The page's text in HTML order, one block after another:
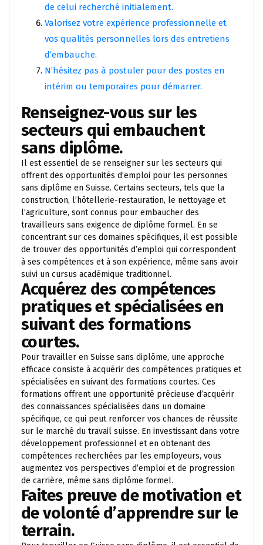
de celui recherché initialement.
Valorisez votre expérience professionnelle et
vos qualités personnelles lors des entretiens
d’embauche.
N’hésitez pas à postuler pour des postes en
intérim ou temporaires pour démarrer.
Renseignez-vous sur les
secteurs qui embauchent
sans diplôme.
Il est essentiel de se renseigner sur les secteurs qui
offrent des opportunités d’emploi pour les personnes
sans diplôme en Suisse. Certains secteurs, tels que la
construction, l’hôtellerie-restauration, le nettoyage et
l’agriculture, sont connus pour embaucher des
travailleurs sans exigence de diplôme formel. En se
concentrant sur ces domaines spécifiques, il est possible
de trouver des opportunités d’emploi qui correspondent
à ses compétences et à son expérience, même sans avoir
suivi un cursus académique traditionnel.
Acquérez des compétences
pratiques et spécialisées en
suivant des formations
courtes.
Pour travailler en Suisse sans diplôme, une approche
efficace consiste à acquérir des compétences pratiques et
spécialisées en suivant des formations courtes. Ces
formations offrent une opportunité précieuse d’acquérir
des connaissances spécialisées dans un domaine
spécifique, ce qui peut renforcer vos chances de réussite
sur le marché du travail suisse. En investissant dans votre
développement professionnel et en obtenant des
compétences recherchées par les employeurs, vous
augmentez vos perspectives d’emploi et de progression
de carrière, même sans diplôme formel.
Faites preuve de motivation et
de volonté d’apprendre sur le
terrain.